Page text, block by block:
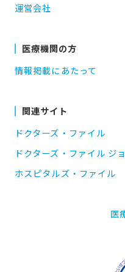
運営会社
医療機関の方
情報掲載にあたって
関連サイト
ドクターズ・ファイル
ドクターズ・ファイル ジ
ホスピタルズ・ファイル
医